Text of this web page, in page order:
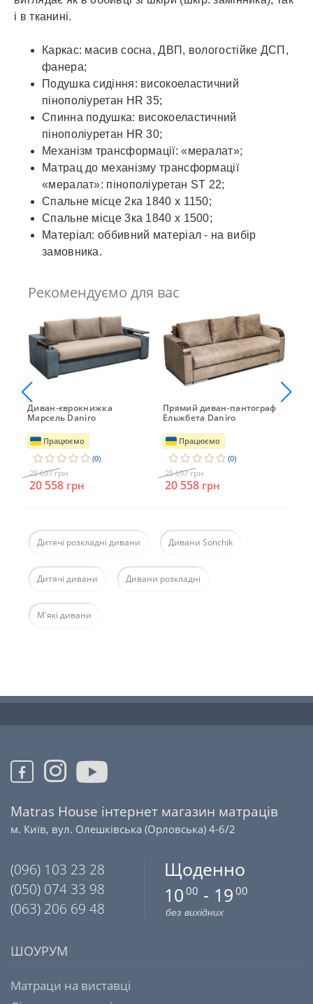
і в тканині.
Каркас: масив сосна, ДВП, вологостійке ДСП,
фанера;
Подушка сидіння: високоеластичний
пінополіуретан HR 35;
Спинна подушка: високоеластичний
пінополіуретан HR 30;
Механізм трансформації: «мералат»;
Матрац до механізму трансформації
«мералат»: пінополіуретан ST 22;
Спальне місце 2ка 1840 х 1150;
Спальне місце 3ка 1840 х 1500;
Матеріал: оббивний матеріал - на вибір
замовника.
Рекомендуємо для вас
Диван-єврокнижка
Марсель Daniro
Працюємо
(0)
25 697грн
20 558 грн
Прямий диван-пантограф
Ельжбета Daniro
Працюємо
(0)
25 697грн
20 558 грн
Дитячі розкладні дивани Дивани Sonchik
Дитячі дивани Дивани розкладні
М'які дивани
Matras House інтернет магазин матраців
м. Київ, вул. Олешківська (Орловська) 4-6/2
(096) 103 23 28
(050) 074 33 98
(063) 206 69 48
Щоденно
10 00 - 19 00
без вихідних
ШОУРУМ
Матраци на виставці